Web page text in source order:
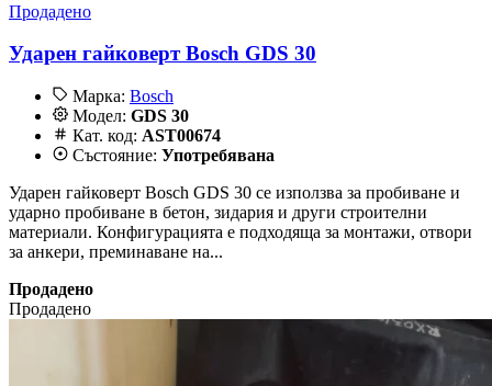
Продадено
Ударен гайковерт Bosch GDS 30
Марка: Bosch
Модел: GDS 30
Кат. код: AST00674
Състояние: Употребявана
Ударен гайковерт Bosch GDS 30 се използва за пробиване и
ударно пробиване в бетон, зидария и други строителни
материали. Конфигурацията е подходяща за монтажи, отвори
за анкери, преминаване на...
Продадено
Продадено